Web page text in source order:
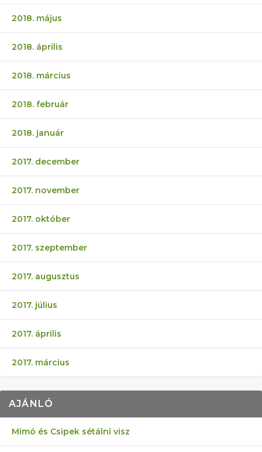
2018. május
2018. április
2018. március
2018. február
2018. január
2017. december
2017. november
2017. október
2017. szeptember
2017. augusztus
2017. július
2017. április
2017. március
AJÁNLÓ
Mimó és Csipek sétálni visz